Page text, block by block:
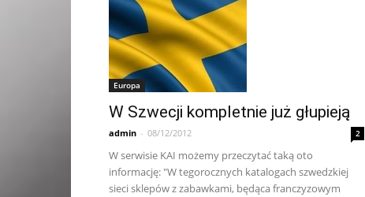
Europa
W Szwecji kompletnie już głupieją
admin - 08/12/2012 2
W serwisie KAI możemy przeczytać taką oto
informację: "W tegorocznych katalogach szwedzkiej
sieci sklepów z zabawkami, będąca franczyzowym